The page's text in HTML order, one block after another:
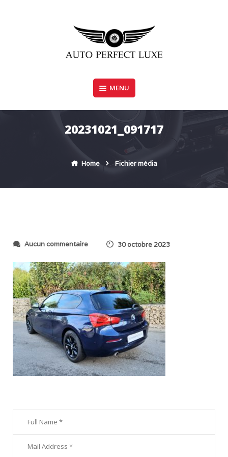
AUTO PERFECT LUXE
MENU
20231021_091717
Home Fichier média
Aucun commentaires
r
2
0
2
3
1
0
2
1
_
0
9
1
7
30 octobre 2023